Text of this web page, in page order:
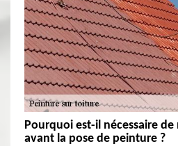
Pourquoi est-il nécessaire
avant la pose de peinture ?